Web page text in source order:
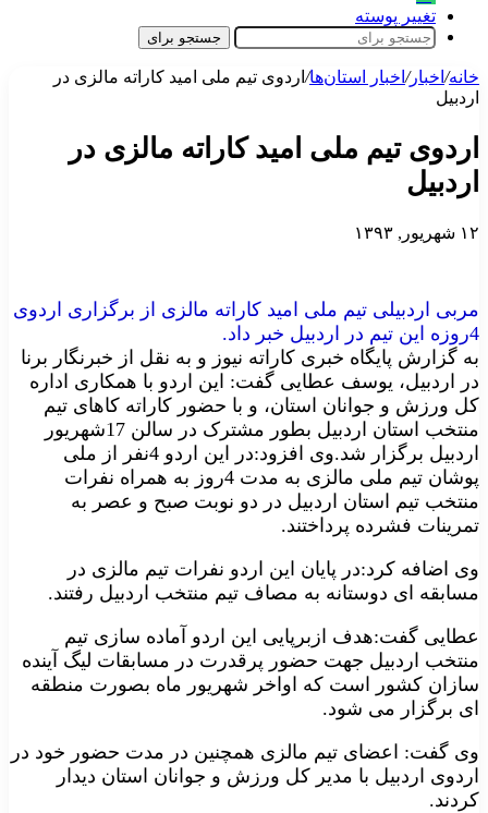
تغییر پوسته
جستجو برای
خانه/ اخبار/ اخبار استان‌ها/ اردوی تیم ملی امید کاراته مالزی در
اردبیل
اردوی تیم ملی امید کاراته مالزی در
اردبیل
۱۲ شهریور, ۱۳۹۳
مربی اردبیلی تیم ملی امید کاراته مالزی از برگزاری اردوی
4روزه این تیم در اردبیل خبر داد.
به گزارش پایگاه خبری کاراته نیوز و به نقل از خبرنگار برنا
در اردبیل، یوسف عطایی گفت: این اردو با همکاری اداره
کل ورزش و جوانان استان، و با حضور کاراته کاهای تیم
منتخب استان اردبیل بطور مشترک در سالن 17شهریور
اردبیل برگزار شد.
وی افزود:در این اردو 4نفر از ملی
پوشان تیم ملی مالزی به مدت 4روز به همراه نفرات
منتخب تیم استان اردبیل در دو نوبت صبح و عصر به
تمرینات فشرده پرداختند.
وی اضافه کرد:در پایان این اردو نفرات تیم مالزی در
مسابقه ای دوستانه به مصاف تیم منتخب اردبیل رفتند.
عطایی گفت:هدف ازبرپایی این اردو آماده سازی تیم
منتخب اردبیل جهت حضور پرقدرت در مسابقات لیگ آینده
سازان کشور است که اواخر شهریور ماه بصورت منطقه
ای برگزار می شود.
وی گفت: اعضای تیم مالزی همچنین در مدت حضور خود در
اردوی اردبیل با مدیر کل ورزش و جوانان استان دیدار
کردند.